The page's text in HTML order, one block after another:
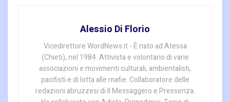
Alessio Di Florio
Vicedirettore WordNews.it - È nato ad Atessa
(Chieti), nel 1984. Attivista e volontario di varie
associazioni e movimenti culturali, ambientalisti,
pacifisti e di lotta alle mafie. Collaboratore delle
redazioni abruzzesi di Il Messaggero e Pressenza.